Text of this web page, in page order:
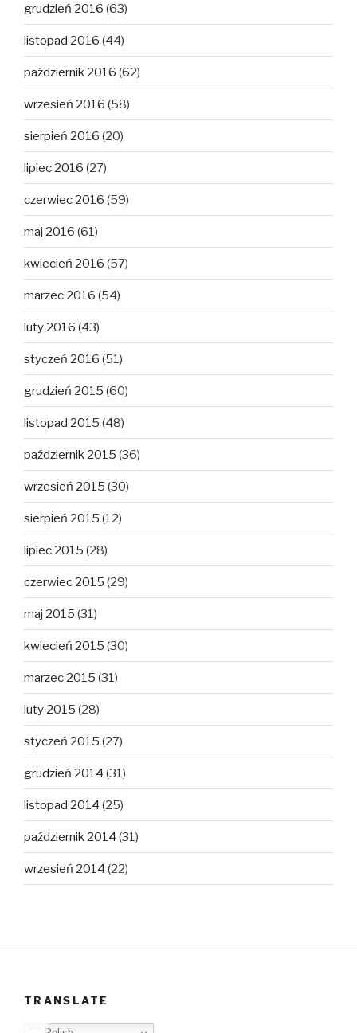
grudzień 2016 (63)
listopad 2016 (44)
październik 2016 (62)
wrzesień 2016 (58)
sierpień 2016 (20)
lipiec 2016 (27)
czerwiec 2016 (59)
maj 2016 (61)
kwiecień 2016 (57)
marzec 2016 (54)
luty 2016 (43)
styczeń 2016 (51)
grudzień 2015 (60)
listopad 2015 (48)
październik 2015 (36)
wrzesień 2015 (30)
sierpień 2015 (12)
lipiec 2015 (28)
czerwiec 2015 (29)
maj 2015 (31)
kwiecień 2015 (30)
marzec 2015 (31)
luty 2015 (28)
styczeń 2015 (27)
grudzień 2014 (31)
listopad 2014 (25)
październik 2014 (31)
wrzesień 2014 (22)
TRANSLATE